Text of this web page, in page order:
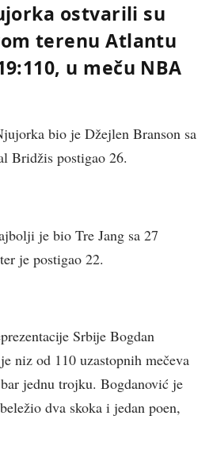
ostvarili su
terenu Atlantu
u meču NBA
bio je Džejlen Branson sa
Bridžis postigao 26.
je bio Tre Jang sa 27
je postigao 22.
Srbije Bogdan
niz od 110 uzastopnih mečeva
jednu trojku. Bogdanović je
dva skoka i jedan poen,